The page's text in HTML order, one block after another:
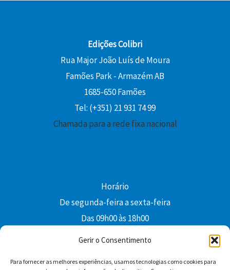
Gerir o Consentimento
Para fornecer as melhores experiências, usamos tecnologias como cookies para
Edições Colibri
Rua Major João Luís de Moura
Famões Park - Armazém AB
1685-650 Famões
Tel: (+351) 21 931 74 99
Chamada para a rede fixa nacional
Horário
De segunda-feira a sexta-feira
Das 09h00 às 18h00